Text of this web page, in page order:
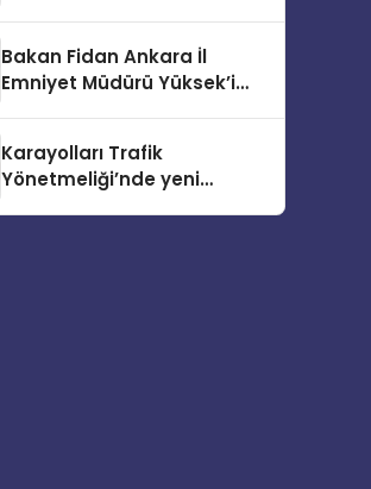
Bakan Fidan Ankara İl
Emniyet Müdürü Yüksek’i
Karayolları Trafik
Yönetmeliği’nde yeni